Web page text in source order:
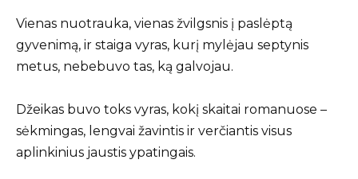
Vienas nuotrauka, vienas žvilgsnis į paslėptą
gyvenimą, ir staiga vyras, kurį mylėjau septynis
metus, nebebuvo tas, ką galvojau.
Džeikas buvo toks vyras, kokį skaitai romanuose –
sėkmingas, lengvai žavintis ir verčiantis visus
aplinkinius jaustis ypatingais.